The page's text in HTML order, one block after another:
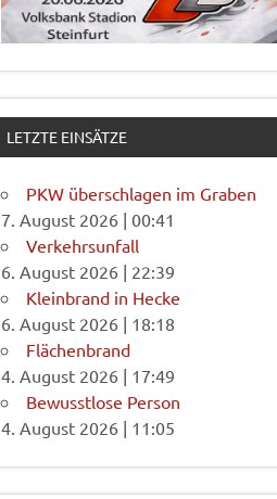
LETZTE EINSÄTZE
PKW überschlagen im Graben
7. August 2026 |00:41
Verkehrsunfall
6. August 2026 | 22:39
Kleinbrand in Hecke
6. August 2026 | 18:18
Flächenbrand
4. August 2026 | 17:49
Bewusstlose Person
4. August 2026 | 11:05